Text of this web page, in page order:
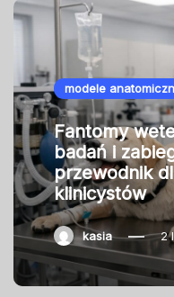
modele
Fantomy
badań i
przewodnik
klinicystów
kasia 2